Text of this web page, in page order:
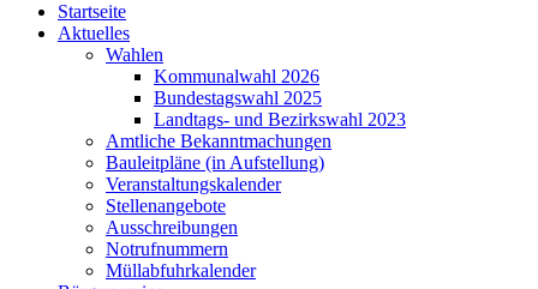
Startseite
Aktuelles
Wahlen
Kommunalwahl 2026
Bundestagswahl 2025
Landtags- und Bezirkswahl 2023
Amtliche Bekanntmachungen
Bauleitpläne (in Aufstellung)
Veranstaltungskalender
Stellenangebote
Ausschreibungen
Notrufnummern
Müllabfuhrkalender